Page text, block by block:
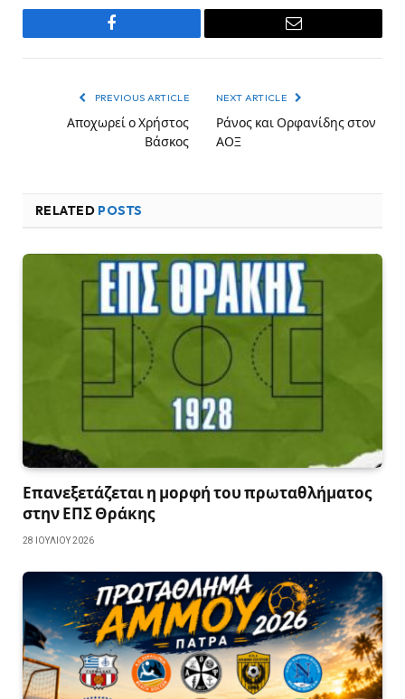
Facebook Email
PREVIOUS ARTICLE
Αποχωρεί ο Χρήστος
Βάσκος
NEXT ARTICLE
Ράνος και Ορφανίδης στον
ΑΟΞ
RELATED POSTS
Επανεξετάζεται η μορφή του πρωταθλήματος
στην ΕΠΣ Θράκης
28 ΙΟΥΛΊΟΥ 2026